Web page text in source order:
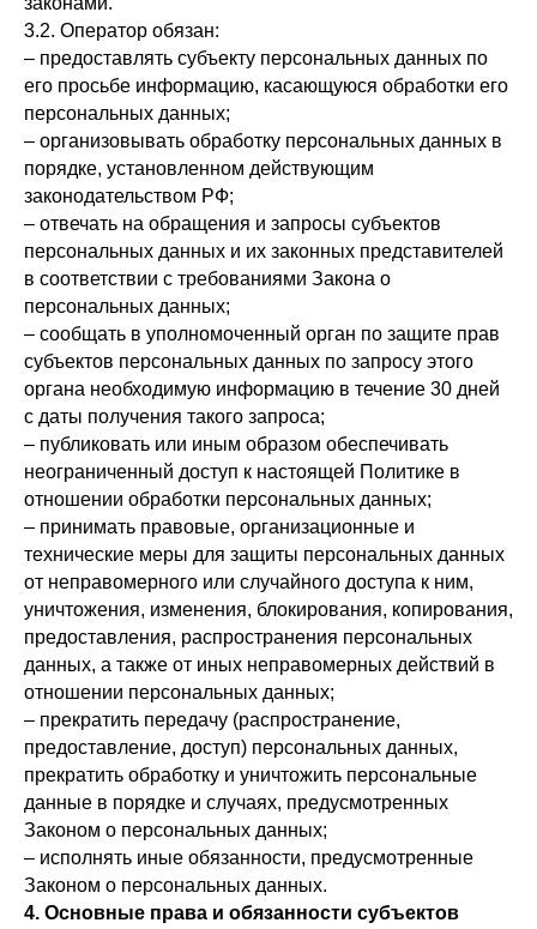
3.2. Оператор обязан:
– предоставлять субъекту персональных данных по
его просьбе информацию, касающуюся обработки его
персональных данных;
– организовывать обработку персональных данных в
порядке, установленном действующим
законодательством РФ;
– отвечать на обращения и запросы субъектов
персональных данных и их законных представителей
в соответствии с требованиями Закона о
персональных данных;
– сообщать в уполномоченный орган по защите прав
субъектов персональных данных по запросу этого
органа необходимую информацию в течение 30 дней
с даты получения такого запроса;
– публиковать или иным образом обеспечивать
неограниченный доступ к настоящей Политике в
отношении обработки персональных данных;
– принимать правовые, организационные и
технические меры для защиты персональных данных
от неправомерного или случайного доступа к ним,
уничтожения, изменения, блокирования, копирования,
предоставления, распространения персональных
данных, а также от иных неправомерных действий в
отношении персональных данных;
– прекратить передачу (распространение,
предоставление, доступ) персональных данных,
прекратить обработку и уничтожить персональные
данные в порядке и случаях, предусмотренных
Законом о персональных данных;
– исполнять иные обязанности, предусмотренные
Законом о персональных данных.
4. Основные права и обязанности субъектов